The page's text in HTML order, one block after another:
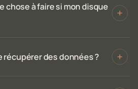
chose à faire si mon disque
récupérer des données ?